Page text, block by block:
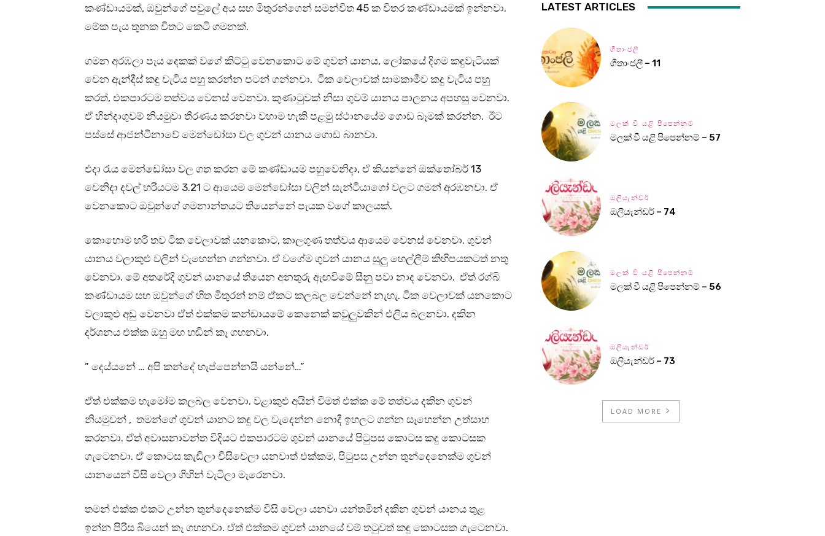
කණ්ඩායමක්, ඔවුන්ගේ පවුලේ අය සහ මිතුරන්ගෙන් සමන්විත 45 ක විතර කණ්ඩායමක් ඉන්නවා.
මේක පැය තුනක විතට කෙටි ගමනක්.
ගමන අරඹලා පැය දෙකක් වගේ කිට්ටු වෙනකොට මේ ගුවන් යානය, ලෝකයේ දිගම කඳුවැටියක්
වෙන ඇන්දීස් කඳු වැටිය පහු කරන්න පටන් ගන්නවා. ටික වෙලාවක් සාමකාමීව කදු වැටිය පහු
කරත්, එකපාරටම තත්වය වෙනස් වෙනවා. කුණාටුවක් නිසා ගුවම් යානය පාලනය අපහසු වෙනවා.
ඒ හින්දාගුවම් නියමුවා තීරණය කරනවා වහාම හැකි පළමු ස්ථානයේම ගොඩ බෑමක් කරන්න. ඊට
පස්සේ ආජන්ටිනාවේ මෙන්ඩෝසා වල ගුවන් යානය ගොඩ බානවා.
එදා රැය මෙන්ඩෝසා වල ගත කරන මේ කණ්ඩායම පහුවෙනිදා, ඒ කියන්නේ ඔක්තෝබර් 13
වෙනිදා දවල් හරියටම 3.21 ට ආයෙම මෙන්ඩෝසා වලින් සැන්ටියාගෝ වලට ගමන් අරඹනවා. ඒ
වෙනකොට ඔවුන්ගේ ගමනාන්තයට තියෙන්නේ පැයක වගේ කාලයක්.
කොහොම හරි තව ටික වෙලාවක් යනකොට, කාලගුණ තත්වය ආයෙම වෙනස් වෙනවා. ගුවන්
යානය වලාකුළු වලින් වැහෙන්න ගන්නවා. ඒ වගේම ගුවන් යානය සුලු හෙල්ලීම් කිහිපයකටත් නතු
වෙනවා. මේ අතරේදි ගුවන් යානයේ තියෙන අනතුරු ඇඟවිමේ සීනු පවා නාද වෙනවා. ඒත් රග්බි
කණ්ඩායම සහ ඔවුන්ගේ හිත මිතුරන් නම් ඒකට කලබල වෙන්නේ නැහැ. ටික වෙලාවක් යනකොට
වලාකුළු අඩු වෙනවා ඒත් එක්කම කන්ඩායමේ කෙනෙක් කවුලුවකින් එලිය බලනවා. දකින
දර්ශනය එක්ක ඔහු මහ හඬින් කෑ ගහනවා.
” දෙය්යනේ … අපි කන්දේ හැප්පෙන්නයි යන්නේ…”
ඒත් එක්කම හැමෝම කලබල වෙනවා. වළාකුළු අයින් වීමත් එක්ක මේ තත්වය දකින ගුවන්
නියමුවන් , තමන්ගේ ගුවන් යානට කඳු වල වැදෙන්න නොදී ඉහලට ගන්න සෑහෙන්න උත්සාහ
කරනවා. ඒත් අවාසනාවන්ත විදියට එකපාරටම ගුවන් යානයේ පිටුපස කොටස කඳු කොටසක
ගැටෙනවා. ඒ කොටස කැඩිලා විසිවෙලා යනවාත් එක්කම, පිටුපස උන්න තුන්දෙනෙක්ම ගුවන්
යානයෙන් විසි වෙලා ගිහින් වැටිලා මැරෙනවා.
තමන් එක්ක එකට උන්න තුන්දෙනෙක්ම විසි වෙලා යනවා යන්තමින් දකින ගුවන් යානය තුළ
ඉන්න පිරිස බියෙන් කෑ ගහනවා. ඒත් එක්කම ගුවන් යානයේ වම් තටුවත් කඳු කොටසක ගැටෙනවා.
LATEST ARTICLES
ගීතාංජලී
ගීතාංජලී – 11
මලක් වී යළි පිපෙන්නම්
මලක් වී යළි පිපෙන්නම් – 57
ඔලියැන්ඩර්
ඔලියැන්ඩර් – 74
මලක් වී යළි පිපෙන්නම්
මලක් වී යළි පිපෙන්නම් – 56
ඔලියැන්ඩර්
ඔලියැන්ඩර් – 73
LOAD MORE